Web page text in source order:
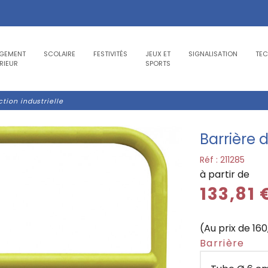
SCOLAIRE FESTIVITÉS
JEUX ET
SPORTS
SIGNALISATION
industrielle
Barrière
Réf : 211285
à partir de
133,81
(Au prix de
Barrière